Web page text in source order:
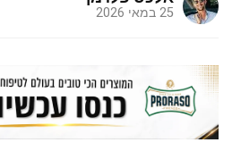
25 במאי 2026